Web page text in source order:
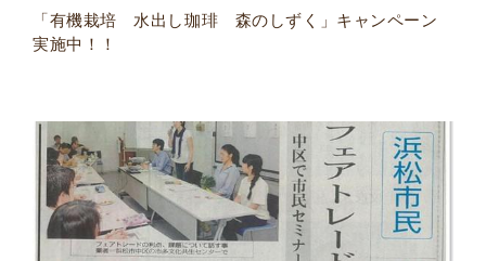
「有機栽培 水出し珈琲 森のしずく」キャンペーン
実施中！！